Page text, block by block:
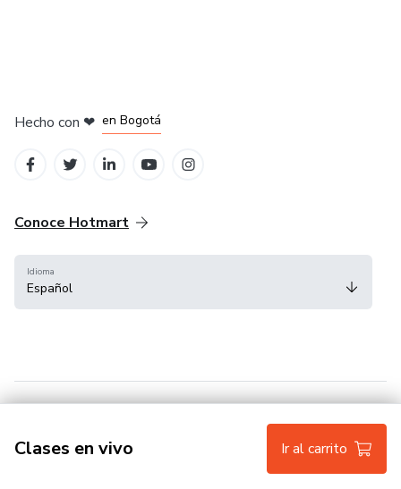
Clases en vivo Ir al carrito
Hecho con ❤ en Bogotá
Conoce Hotmart
Idioma
Español
Hotmart — 2011-2026 © Todos los derechos reservados.